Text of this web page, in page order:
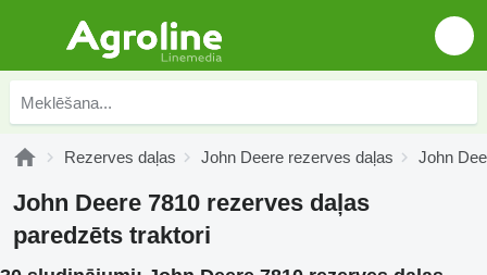
Rezerves daļas John Deere rezerves daļas John
John Deere 7810 rezerves daļas
paredzēts traktori